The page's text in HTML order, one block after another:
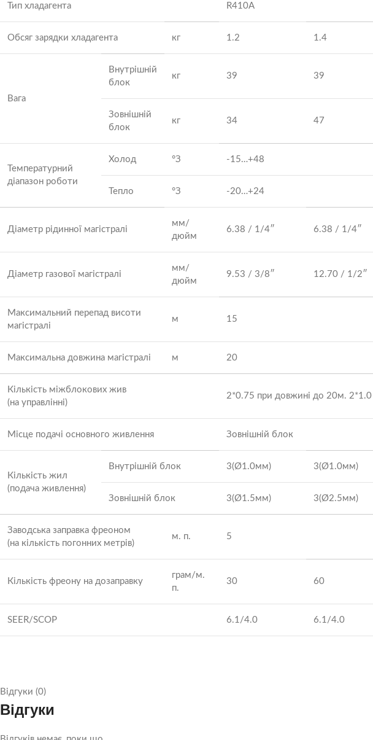
Тип хладагента R410A
Обсяг зарядки хладагента кг 1.2 1.4
Вага
Внутрішній
блок
кг 39 39
Зовнішній
блок
кг 34 47
Температурний
діапазон роботи
Холод °З -15…+48
Тепло °З -20…+24
Діаметр рідинної магістралі
мм/
дюйм
6.38 / 1/4″ 6.38 / 1/4″
Діаметр газової магістралі
мм/
дюйм
9.53 / 3/8″ 12.70 / 1/2″
Максимальний перепад висоти
магістралі
м 15
Максимальна довжина магістралі м 20
Кількість міжблокових жив
(на управлінні)
2*0.75 при довжині до 20м.
Місце подачі основного живлення Зовнішній блок
Кількість жил
(подача живлення)
Внутрішній блок 3(Ø1.0мм) 3(Ø1.0мм)
Зовнішній блок 3(Ø1.5мм) 3(Ø2.5мм)
Заводська заправка фреоном
(на кількість погонних метрів)
м. п. 5
Кількість фреону на дозаправку
грам/м.
п.
30 60
SEER/SCOP 6.1/4.0 6.1/4.0
Відгуки (0)
Відгуки